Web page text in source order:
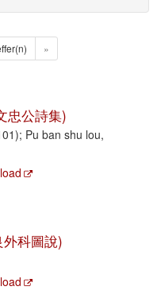
»
忠公詩集)
Pu ban shu lou,
科圖說)